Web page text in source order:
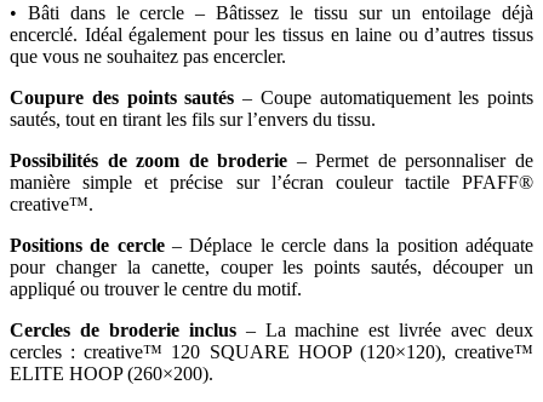
• Bâti dans le cercle – Bâtissez le tissu sur un entoilage déjà
encerclé. Idéal également pour les tissus en laine ou d’autres tissus
que vous ne souhaitez pas encercler.
Coupure des points sautés – Coupe automatiquement les points
sautés, tout en tirant les fils sur l’envers du tissu.
Possibilités de zoom de broderie – Permet de personnaliser de
manière simple et précise sur l’écran couleur tactile PFAFF®
creative™.
Positions de cercle– Déplace le cercle dans la position adéquate
pour changer la canette, couper les points sautés, découper un
appliqué ou trouver le centre du motif.
Cercles de broderie inclus– La machine est livrée avec deux
cercles : creative™ 120 SQUARE HOOP (120×120), creative™
ELITE HOOP (260×200).